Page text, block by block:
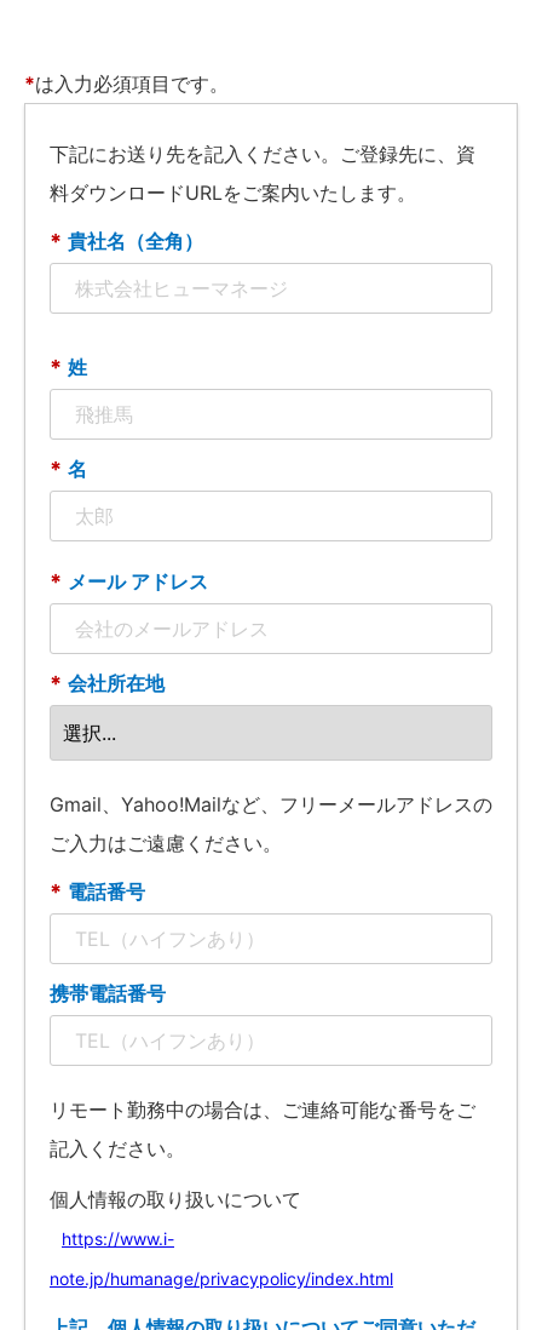
*は入力必須項目です。
下記にお送り先を記入ください。ご登録先に、資
料ダウンロードURLをご案内いたします。
貴社名（全角）
*
姓
*
名
*
メール アドレス
*
会社所在地
*
Gmail、Yahoo!Mailなど、フリーメールアドレスの
ご入力はご遠慮ください。
電話番号
*
携帯電話番号
リモート勤務中の場合は、ご連絡可能な番号をご
記入ください。
個人情報の取り扱いについて
https://www.i-
note.jp/humanage/privacypolicy/index.html